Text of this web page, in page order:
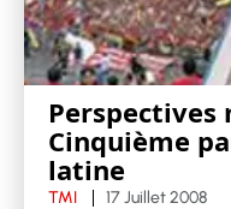
Perspectives
Cinquième
latine
TMI 17 Juillet 2008